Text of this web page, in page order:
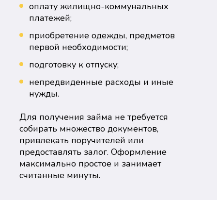
оплату жилищно-коммунальных
платежей;
приобретение одежды, предметов
первой необходимости;
подготовку к отпуску;
непредвиденные расходы и иные
нужды.
Для получения займа не требуется
собирать множество документов,
привлекать поручителей или
предоставлять залог. Оформление
максимально простое и занимает
считанные минуты.